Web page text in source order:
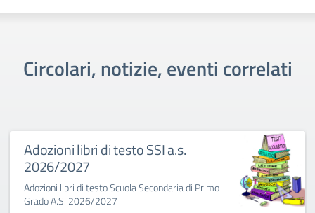
Circolari, notizie, eventi correlati
Adozioni libri di testo SSI a.s.
2026/2027
Adozioni libri di testo Scuola Secondaria di Primo
Grado A.S. 2026/2027